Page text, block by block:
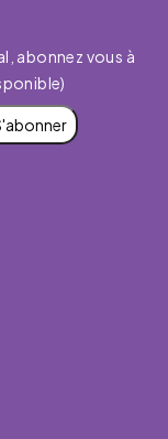
abonnez vous à